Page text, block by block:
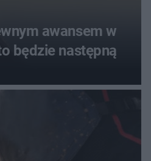
awansem w
będzie następną